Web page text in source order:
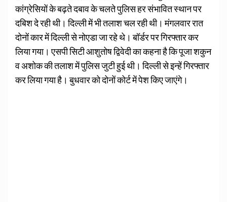
कांग्रेसियों के बढ़ते दबाव के चलते पुलिस हर संभावित स्थान पर
दबिश दे रही थी। दिल्ली में भी तलाश चल रही थी। मंगलवार रात
दोनों कार में दिल्ली से नोएडा जा रहे थे। बॉर्डर पर गिरफ्तार कर
लिया गया। एसपी सिटी आशुतोष द्विवेदी का कहना है कि पूजा शकुन
व अशोक की तलाश में पुलिस जुटी हुई थी। दिल्ली से इन्हें गिरफ्तार
कर लिया गया है। बुधवार को दोनों कोर्ट में पेश किए जाएंगे।